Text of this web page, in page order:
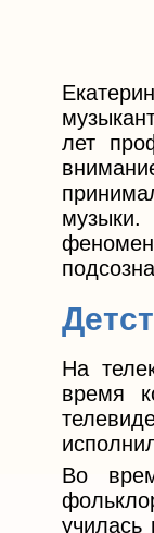
лет
мyзыки.
На
время
Во